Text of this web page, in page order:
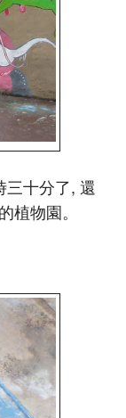
十分了, 還
植物園。